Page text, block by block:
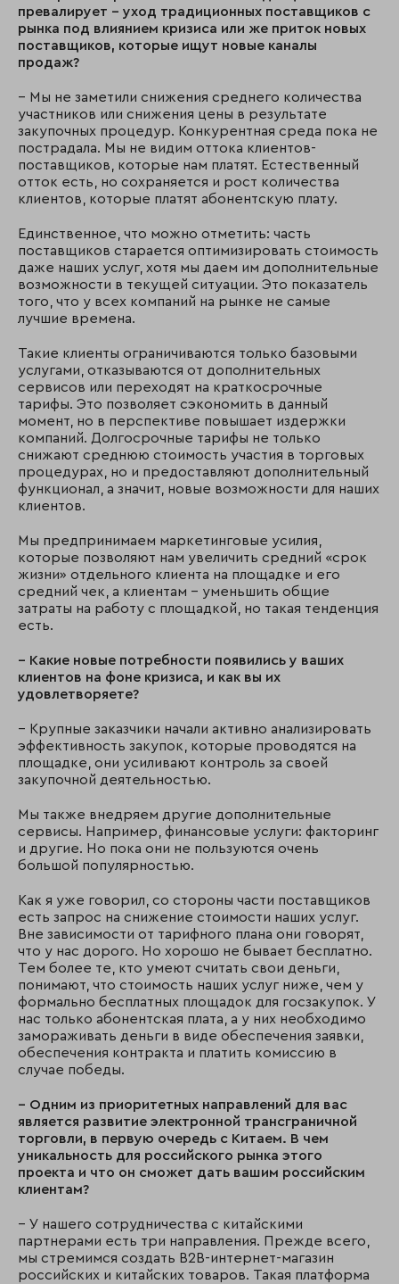
превалирует – уход традиционных поставщиков с
рынка под влиянием кризиса или же приток новых
поставщиков, которые ищут новые каналы
продаж?
– Мы не заметили снижения среднего количества
участников или снижения цены в результате
закупочных процедур. Конкурентная среда пока не
пострадала. Мы не видим оттока клиентов-
поставщиков, которые нам платят. Естественный
отток есть, но сохраняется и рост количества
клиентов, которые платят абонентскую плату.
Единственное, что можно отметить: часть
поставщиков старается оптимизировать стоимость
даже наших услуг, хотя мы даем им дополнительные
возможности в текущей ситуации. Это показатель
того, что у всех компаний на рынке не самые
лучшие времена.
Такие клиенты ограничиваются только базовыми
услугами, отказываются от дополнительных
сервисов или переходят на краткосрочные
тарифы. Это позволяет сэкономить в данный
момент, но в перспективе повышает издержки
компаний. Долгосрочные тарифы не только
снижают среднюю стоимость участия в торговых
процедурах, но и предоставляют дополнительный
функционал, а значит, новые возможности для наших
клиентов.
Мы предпринимаем маркетинговые усилия,
которые позволяют нам увеличить средний «срок
жизни» отдельного клиента на площадке и его
средний чек, а клиентам – уменьшить общие
затраты на работу с площадкой, но такая тенденция
есть.
– Какие новые потребности появились у ваших
клиентов на фоне кризиса, и как вы их
удовлетворяете?
– Крупные заказчики начали активно анализировать
эффективность закупок, которые проводятся на
площадке, они усиливают контроль за своей
закупочной деятельностью.
Мы также внедряем другие дополнительные
сервисы. Например, финансовые услуги: факторинг
и другие. Но пока они не пользуются очень
большой популярностью.
Как я уже говорил, со стороны части поставщиков
есть запрос на снижение стоимости наших услуг.
Вне зависимости от тарифного плана они говорят,
что у нас дорого. Но хорошо не бывает бесплатно.
Тем более те, кто умеют считать свои деньги,
понимают, что стоимость наших услуг ниже, чем у
формально бесплатных площадок для госзакупок. У
нас только абонентская плата, а у них необходимо
замораживать деньги в виде обеспечения заявки,
обеспечения контракта и платить комиссию в
случае победы.
– Одним из приоритетных направлений для вас
является развитие электронной трансграничной
торговли, в первую очередь с Китаем. В чем
уникальность для российского рынка этого
проекта и что он сможет дать вашим российским
клиентам?
– У нашего сотрудничества с китайскими
партнерами есть три направления. Прежде всего,
мы стремимся создать B2B-интернет-магазин
российских и китайских товаров. Такая платформа